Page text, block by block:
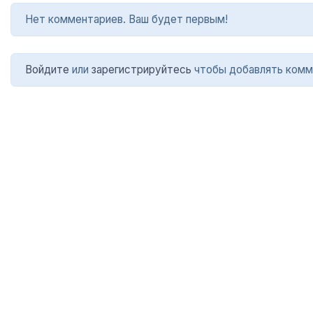
Нет комментариев. Ваш будет первым!
Войдите или зарегистрируйтесь чтобы добавлять